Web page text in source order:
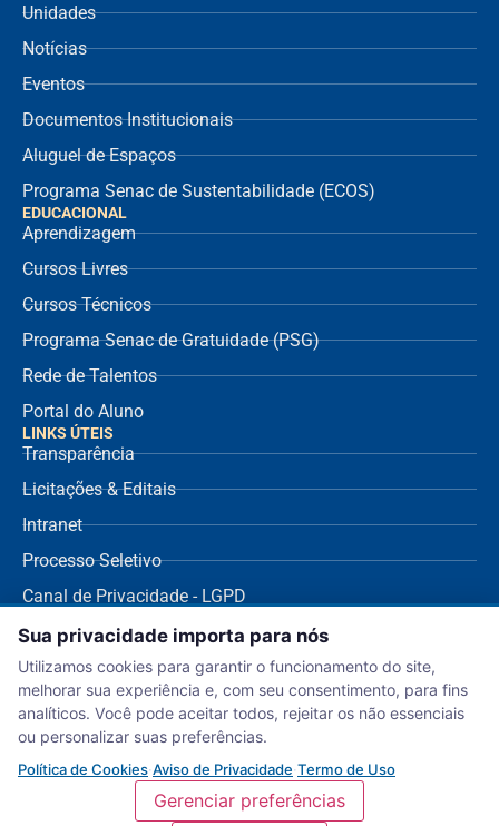
Unidades
Notícias
Eventos
Documentos Institucionais
Aluguel de Espaços
Programa Senac de Sustentabilidade (ECOS)
EDUCACIONAL
Aprendizagem
Cursos Livres
Cursos Técnicos
Programa Senac de Gratuidade (PSG)
Rede de Talentos
Portal do Aluno
LINKS ÚTEIS
Transparência
Licitações & Editais
Intranet
Processo Seletivo
Canal de Privacidade - LGPD
Dúvidas Frequentes
Protocolar Pedidos
Envio de NF Fornecedor
Ouvidoria
Aviso de Privacidade
Sua privacidade importa para nós
Utilizamos cookies para garantir o funcionamento do site,
melhorar sua experiência e, com seu consentimento, para fins
analíticos. Você pode aceitar todos, rejeitar os não essenciais
ou personalizar suas preferências.
Política de Cookies·Aviso de Privacidade·Termo de Uso
Gerenciar preferências